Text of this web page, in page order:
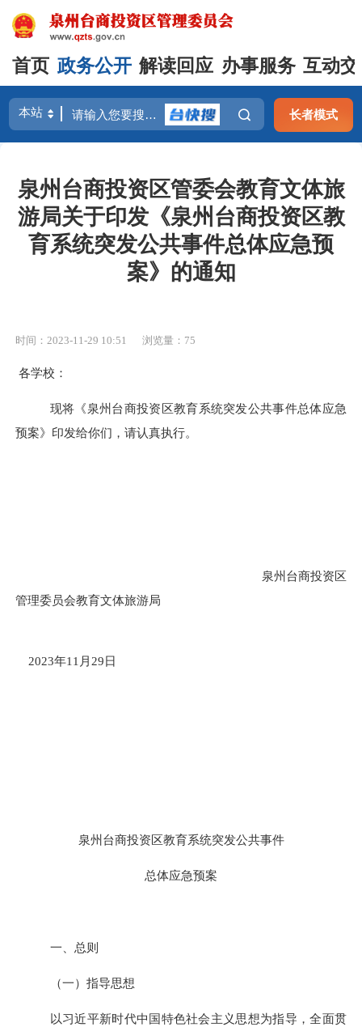
首页 政务公开 解读回应 办事服务 互动
长者模式
泉州台商投资区管委会教育文体旅
游局关于印发《泉州台商投资区教
育系统突发公共事件总体应急预
案》的通知
时间：2023-11-29 10:51 浏览量： 75
各学校：
现将 《泉州台商投资区教育系统突发公共事件总体应急
预案》印发给你们，请认真执行。
泉州台商投资区
管理委员会教育文体旅游局
2023年11 月 29日
泉州台商投资区教育系统突发公共事件
总体应急预案
一、总则
（一）指导思想
以习近平新时代中国特色社会主义思想为指导，全面贯